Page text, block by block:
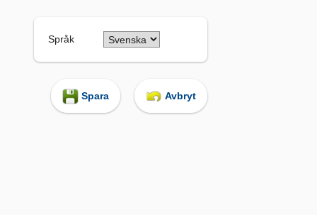
Språk
Spara Avbryt